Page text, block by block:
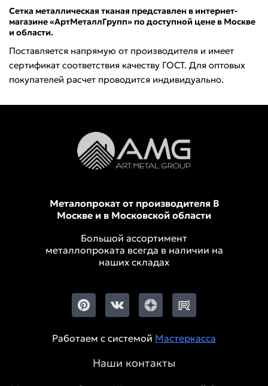
Сетка металлическая тканая представлен в интернет-
магазине «АртМеталлГрупп» по доступной цене в Москве
и области.
Поставляется напрямую от производителя и имеет
сертификат соответствия качеству ГОСТ. Для оптовых
покупателей расчет проводится индивидуально.
Металопрокат от производителя В
Москве и в Московской области
Большой ассортимент
металлопроката всегда в наличии на
наших складах
Работаем с системой Мастеркасса
Наши контакты